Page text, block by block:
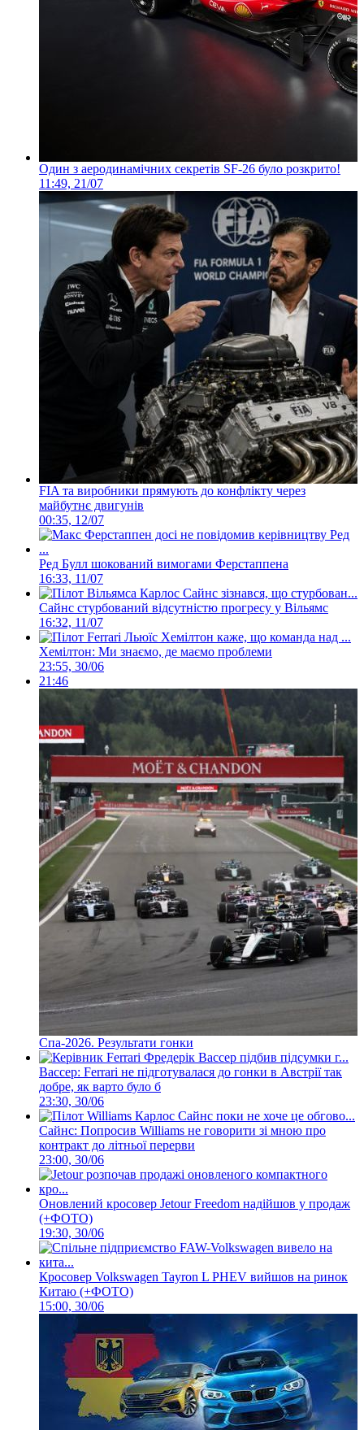
Один з аеродинамічних секретів SF-26 було розкрито!
11:49, 21/07
FIA та виробники прямують до конфлікту через
майбутнє двигунів
00:35, 12/07
Ред Булл шокований вимогами Ферстаппена
16:33, 11/07
Сайнс стурбований відсутністю прогресу у Вільямс
16:32, 11/07
Хемілтон: Ми знаємо, де маємо проблеми
23:55, 30/06
21:46
Спа-2026. Результати гонки
Вассер: Ferrari не підготувалася до гонки в Австрії так
добре, як варто було б
23:30, 30/06
Сайнс: Попросив Williams не говорити зі мною про
контракт до літньої перерви
23:00, 30/06
Оновлений кросовер Jetour Freedom надійшов у продаж
(+ФОТО)
19:30, 30/06
Кросовер Volkswagen Tayron L PHEV вийшов на ринок
Китаю (+ФОТО)
15:00, 30/06